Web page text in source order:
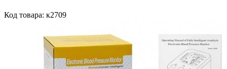
Код товара: к2709